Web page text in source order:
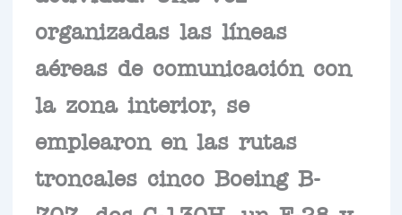
organizadas las líneas
aéreas de comunicación con
la zona interior, se
emplearon en las rutas
troncales cinco Boeing B-